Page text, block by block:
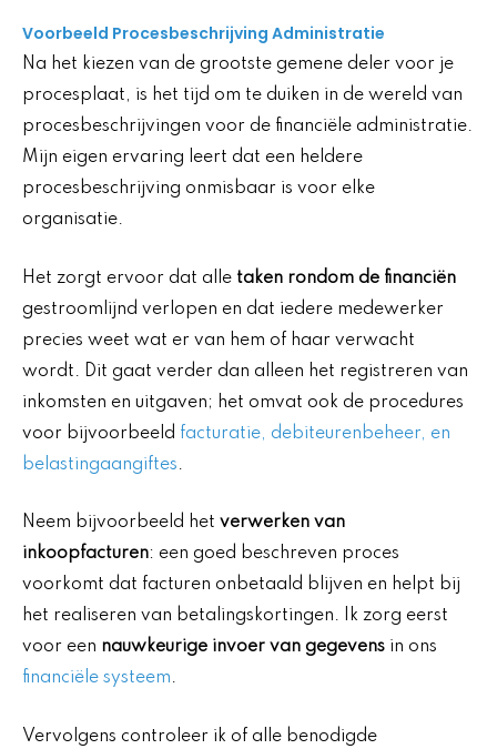
Voorbeeld Procesbeschrijving Administratie
Na het kiezen van de grootste gemene deler voor je
procesplaat, is het tijd om te duiken in de wereld van
procesbeschrijvingen voor de financiële administratie.
Mijn eigen ervaring leert dat een heldere
procesbeschrijving onmisbaar is voor elke
organisatie.
Het zorgt ervoor dat alle taken rondom de financiën
gestroomlijnd verlopen en dat iedere medewerker
precies weet wat er van hem of haar verwacht
wordt. Dit gaat verder dan alleen het registreren van
inkomsten en uitgaven; het omvat ook de procedures
voor bijvoorbeeld facturatie, debiteurenbeheer, en
belastingaangiftes.
Neem bijvoorbeeld het verwerken van
inkoopfacturen: een goed beschreven proces
voorkomt dat facturen onbetaald blijven en helpt bij
het realiseren van betalingskortingen. Ik zorg eerst
voor een nauwkeurige invoer van gegevens in ons
financiële systeem.
Vervolgens controleer ik of alle benodigde